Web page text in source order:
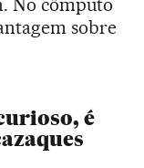
No cômputo
sobre
é